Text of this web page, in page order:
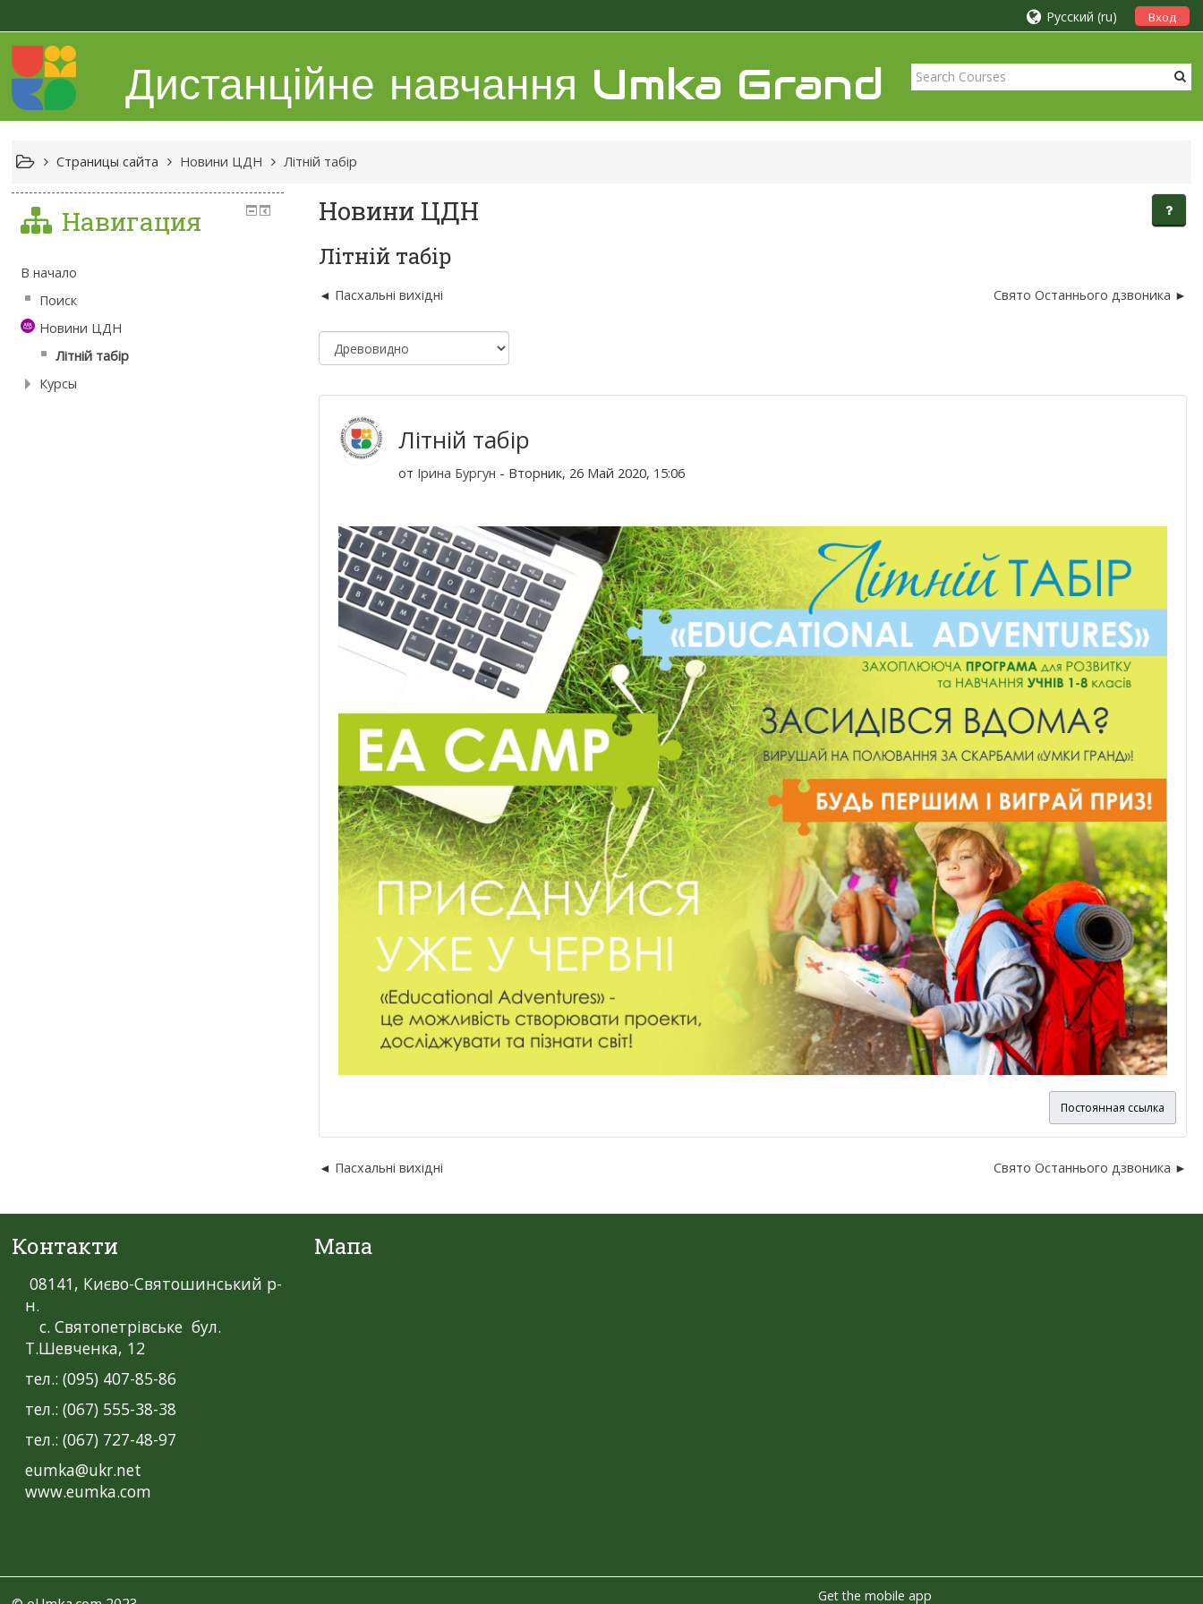
Вход
Русский ‎(ru)‎
Дистанційне навчання Umka Grand
Страницы сайта Новини ЦДН Літній табір
Новини ЦДН
Літній табір
Пасхальні вихідні Свято Останнього дзвоника
Літній табір
от Ірина Бургун - Вторник, 26 Май 2020, 15:06
Постоянная ссылка
Пасхальні вихідні Свято Останнього дзвоника
Навигация
В начало
Поиск
Новини ЦДН
Літній табір
Курсы
Контакти
08141, Києво-Святошинський р-
н.
с. Святопетрівське бул.
Т.Шевченка, 12
тел.: (095) 407-85-86
тел.: (067) 555-38-38
тел.: (067) 727-48-97
eumka@ukr.net
www.eumka.com
Мапа
Get the mobile app